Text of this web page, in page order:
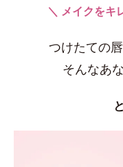
＼ メイクをキ
つけたての
そんなあ